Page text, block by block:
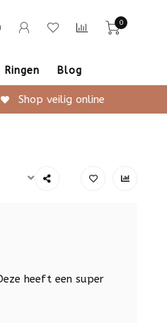
0
Ringen Blog
Shop veilig online
heeft een super